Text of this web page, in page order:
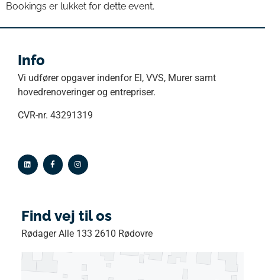
Bookings er lukket for dette event.
Info
Vi udfører opgaver indenfor El, VVS, Murer samt
hovedrenoveringer og entrepriser.
CVR-nr. 43291319
Find vej til os
Rødager Alle 133 2610 Rødovre